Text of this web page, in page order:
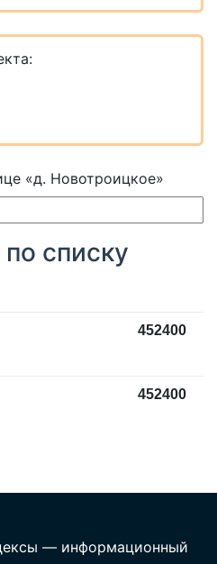
«д. Новотроицкое»
списку
452400
452400
— информационный